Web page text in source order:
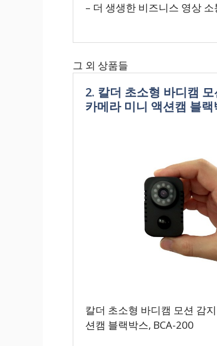
– 더 생생한 비즈니스 영상
그 외 상품들
2. 칼더 초소형 바디캠
카메라 미니 액션캠 블
칼더 초소형 바디캠 모션 감
션캠 블랙박스, BCA-200